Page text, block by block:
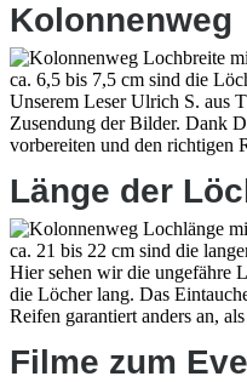
Kolonnenweg
ca. 6,5 bis 7,5 cm sind die
Unserem Leser Ulrich S. aus
Zusendung der Bilder. Dank
vorbereiten und den richtigen
Länge der
ca. 21 bis 22 cm sind die
Hier sehen wir die ungefähre
die Löcher lang. Das
Reifen garantiert anders an,
Filme zum